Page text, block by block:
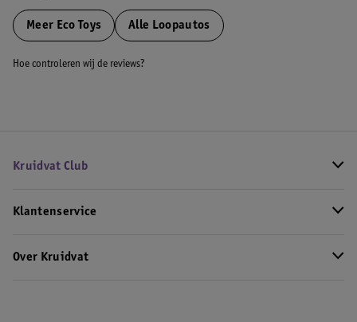
Meer Eco Toys Alle Loopautos
Hoe controleren wij de reviews?
Kruidvat Club
Klantenservice
Over Kruidvat